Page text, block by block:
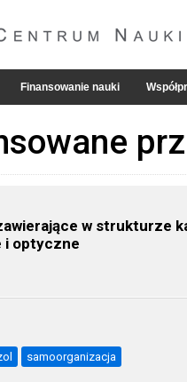
Finansowanie nauki
w strukturze
i optyczne
samoorganizacja